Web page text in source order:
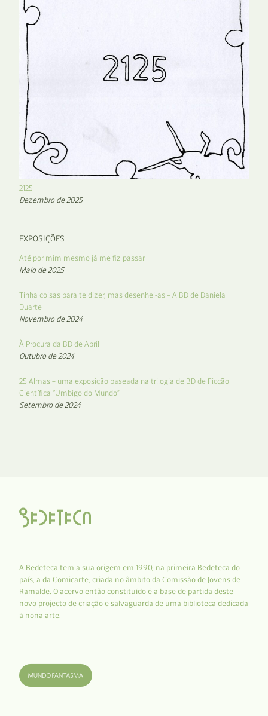
2125
Dezembro de 2025
EXPOSIÇÕES
Até por mim mesmo já me fiz passar
Maio de 2025
Tinha coisas para te dizer, mas desenhei-as – A BD de Daniela
Duarte
Novembro de 2024
À Procura da BD de Abril
Outubro de 2024
25 Almas – uma exposição baseada na trilogia de BD de Ficção
Científica “Umbigo do Mundo”
Setembro de 2024
A Bedeteca tem a sua origem em 1990, na primeira Bedeteca do
país, a da Comicarte, criada no âmbito da Comissão de Jovens de
Ramalde. O acervo então constituído é a base de partida deste
novo projecto de criação e salvaguarda de uma biblioteca dedicada
à nona arte.